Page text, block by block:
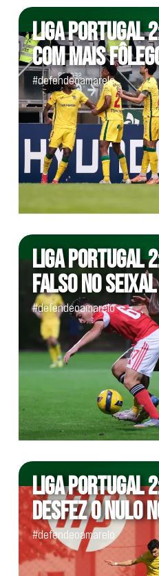
LIGA PORTUGAL
COM MAIS
#defendeoamarelo
LIGA PORTUGAL
FALSO NO SEIXAL
#defendeoamarelo
LIGA PORTUGAL
DESFEZ O NULO
#defendeoamarelo